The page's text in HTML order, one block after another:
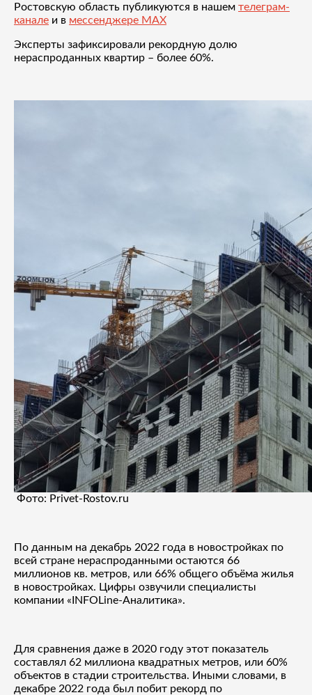
Ростовскую область публикуются в нашем телеграм-
канале и в мессенджере MAX
Эксперты зафиксировали рекордную долю
нераспроданных квартир – более 60%.
Фото: Privet-Rostov.ru
По данным на декабрь 2022 года в новостройках по
всей стране нераспроданными остаются 66
миллионов кв. метров, или 66% общего объёма жилья
в новостройках. Цифры озвучили специалисты
компании «INFOLine-Аналитика».
Для сравнения даже в 2020 году этот показатель
составлял 62 миллиона квадратных метров, или 60%
объектов в стадии строительства. Иными словами, в
декабре 2022 года был побит рекорд по